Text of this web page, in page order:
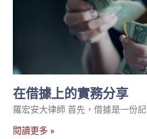
在借據上的實務分享
羅宏安大律師 首先，借據是一份
閱讀更多 »